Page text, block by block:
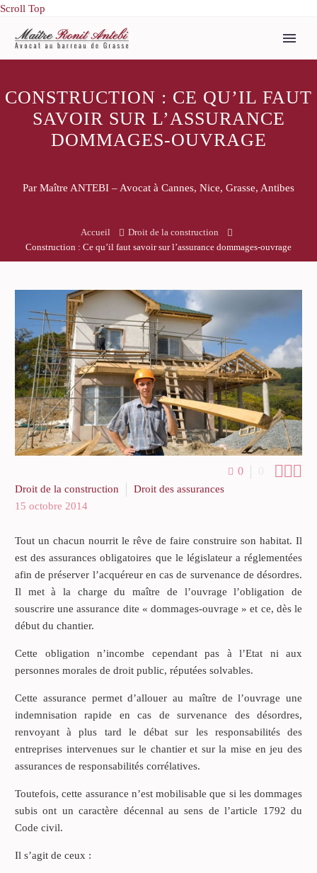
Scroll Top
CONSTRUCTION : CE QU’IL FAUT
SAVOIR SUR L’ASSURANCE
DOMMAGES-OUVRAGE
Par Maître ANTEBI – Avocat à Cannes, Nice, Grasse, Antibes
Accueil
Droit de la construction
Construction : Ce qu’il faut savoir sur l’assurance dommages-ouvrage
0 0 
Droit de la construction
Droit des assurances
15 octobre 2014
Tout un chacun nourrit le rêve de faire construire son habitat. Il
est des assurances obligatoires que le législateur a réglementées
afin de préserver l’acquéreur en cas de survenance de désordres.
Il met à la charge du maître de l’ouvrage l’obligation de
souscrire une assurance dite « dommages-ouvrage » et ce, dès le
début du chantier.
Cette obligation n’incombe cependant pas à l’Etat ni aux
personnes morales de droit public, réputées solvables.
Cette assurance permet d’allouer au maître de l’ouvrage une
indemnisation rapide en cas de survenance des désordres,
renvoyant à plus tard le débat sur les responsabilités des
entreprises intervenues sur le chantier et sur la mise en jeu des
assurances de responsabilités corrélatives.
Toutefois, cette assurance n’est mobilisable que si les dommages
subis ont un caractère décennal au sens de l’article 1792 du
Code civil.
Il s’agit de ceux :